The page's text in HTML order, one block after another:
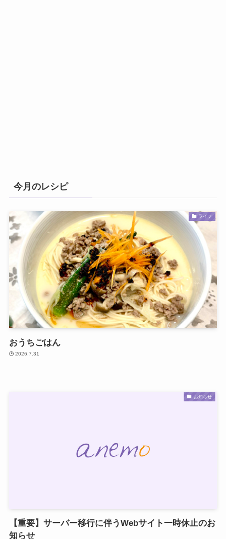
今月のレシピ
ライフ
おうちごはん
2026.7.31
お知らせ
【重要】サーバー移行に伴うWebサイト一時休止のお
知らせ